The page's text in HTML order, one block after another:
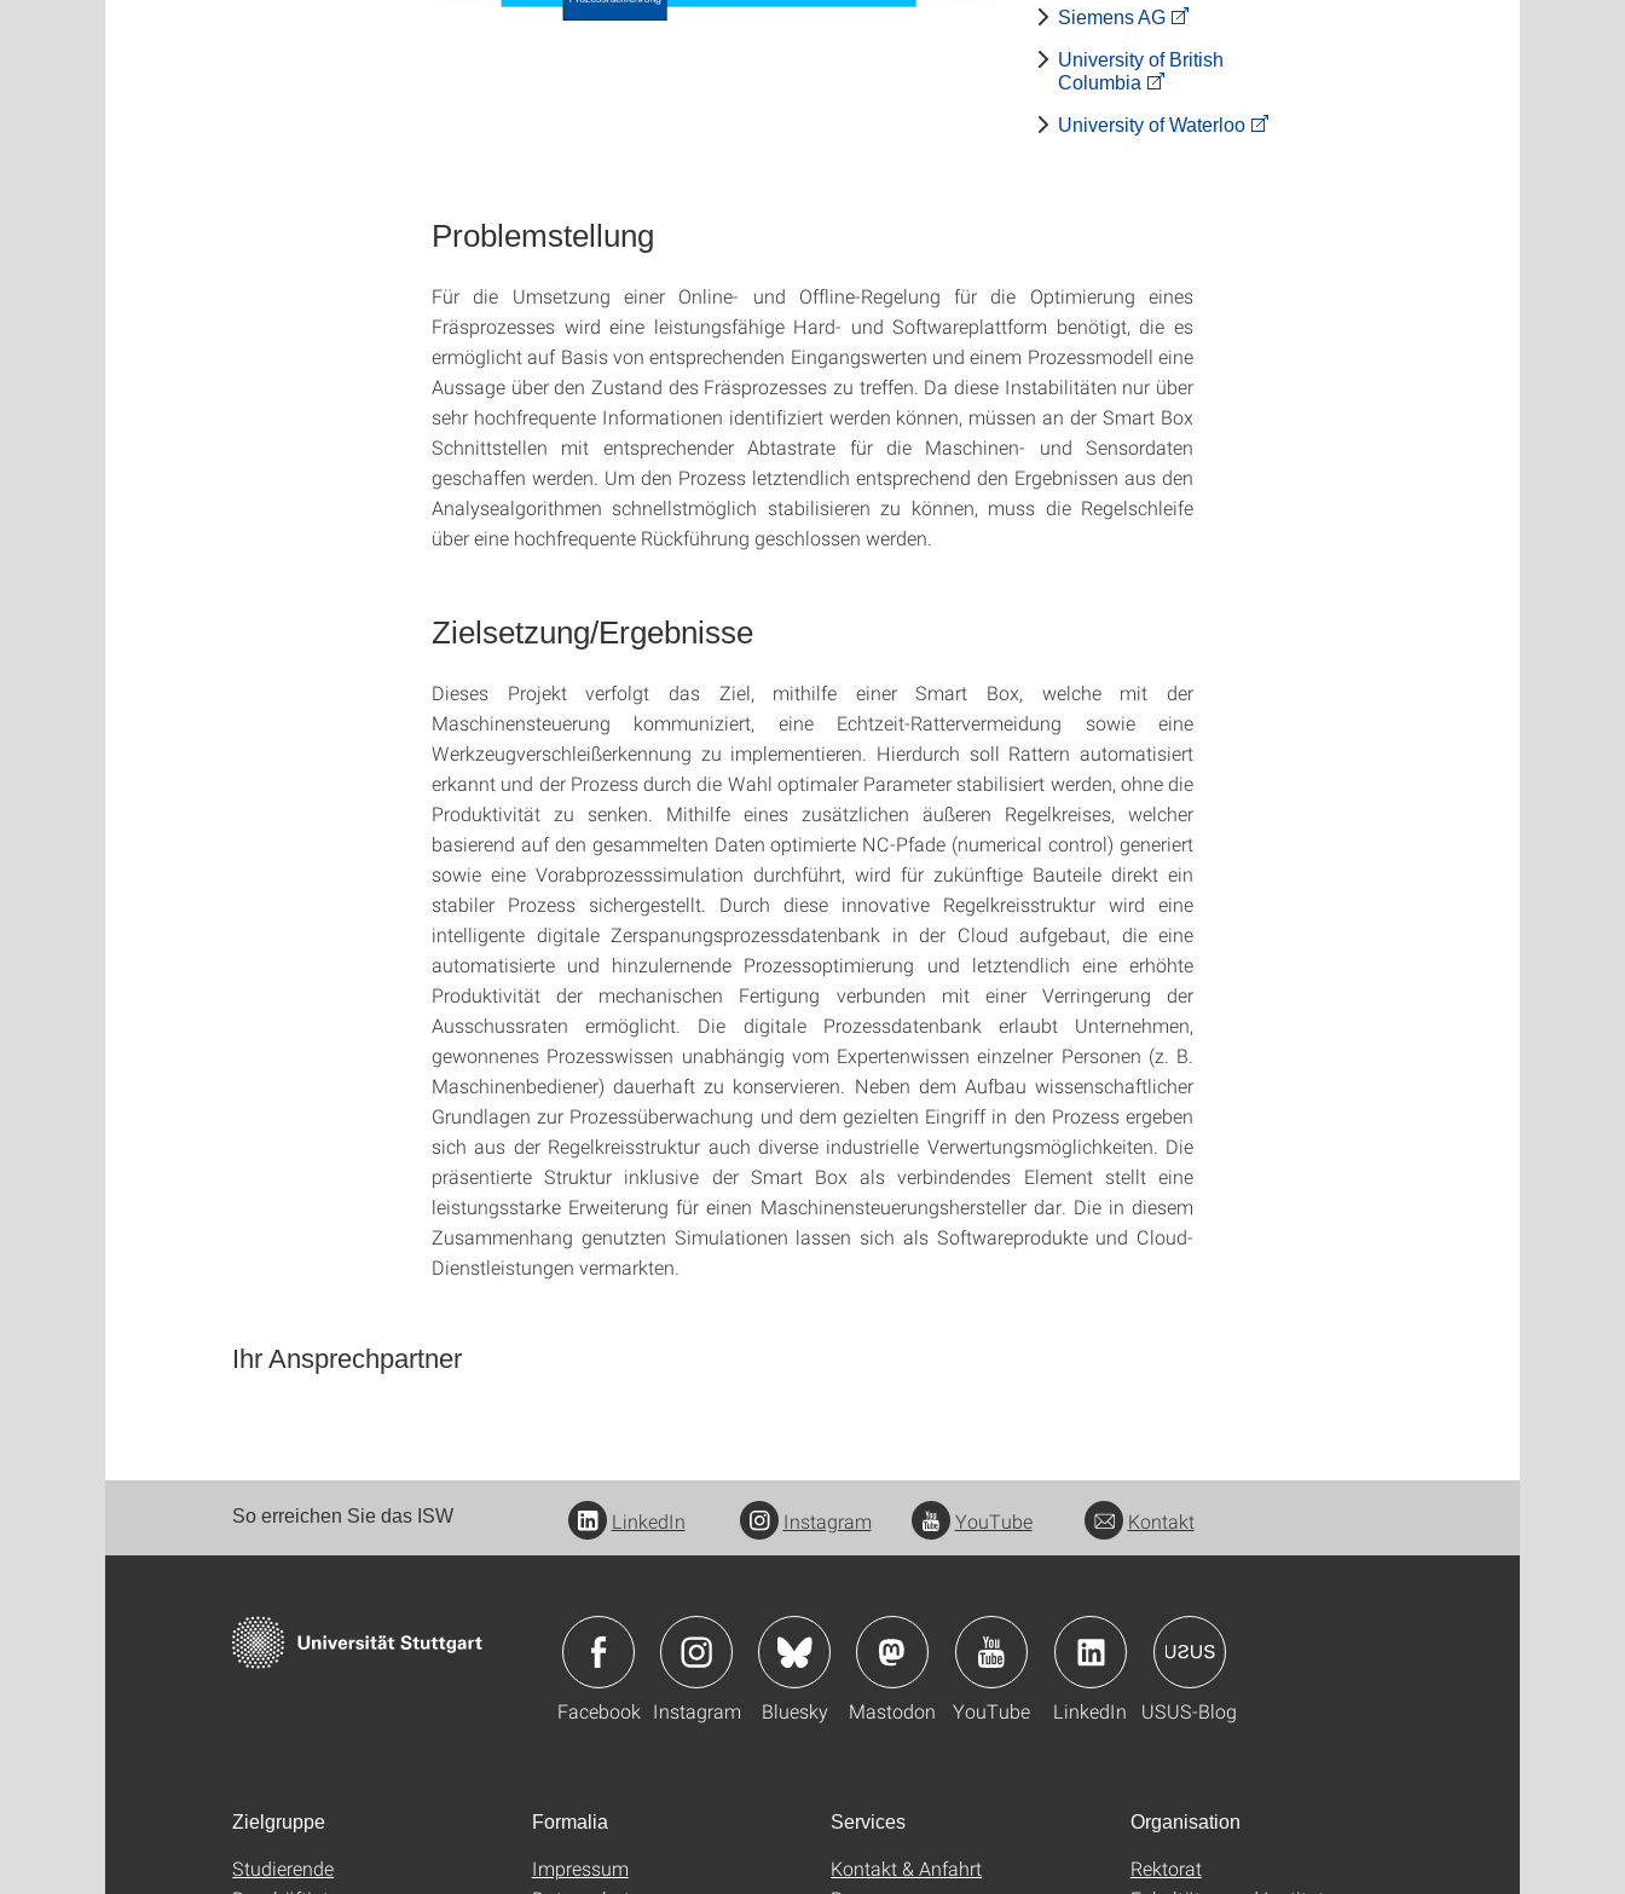
Siemens AG
University of British
Columbia
University of Waterloo
Problemstellung
Für die Umsetzung einer Online- und Offline-Regelung für die Optimierung eines
Fräsprozesses wird eine leistungsfähige Hard- und Softwareplattform benötigt, die es
ermöglicht auf Basis von entsprechenden Eingangswerten und einem Prozessmodell eine
Aussage über den Zustand des Fräsprozesses zu treffen. Da diese Instabilitäten nur über
sehr hochfrequente Informationen identifiziert werden können, müssen an der Smart Box
Schnittstellen mit entsprechender Abtastrate für die Maschinen- und Sensordaten
geschaffen werden. Um den Prozess letztendlich entsprechend den Ergebnissen aus den
Analysealgorithmen schnellstmöglich stabilisieren zu können, muss die Regelschleife
über eine hochfrequente Rückführung geschlossen werden.
Zielsetzung/Ergebnisse
Dieses Projekt verfolgt das Ziel, mithilfe einer Smart Box, welche mit der
Maschinensteuerung kommuniziert, eine Echtzeit-Rattervermeidung sowie eine
Werkzeugverschleißerkennung zu implementieren. Hierdurch soll Rattern automatisiert
erkannt und der Prozess durch die Wahl optimaler Parameter stabilisiert werden, ohne die
Produktivität zu senken. Mithilfe eines zusätzlichen äußeren Regelkreises, welcher
basierend auf den gesammelten Daten optimierte NC-Pfade (numerical control) generiert
sowie eine Vorabprozesssimulation durchführt, wird für zukünftige Bauteile direkt ein
stabiler Prozess sichergestellt. Durch diese innovative Regelkreisstruktur wird eine
intelligente digitale Zerspanungsprozessdatenbank in der Cloud aufgebaut, die eine
automatisierte und hinzulernende Prozessoptimierung und letztendlich eine erhöhte
Produktivität der mechanischen Fertigung verbunden mit einer Verringerung der
Ausschussraten ermöglicht. Die digitale Prozessdatenbank erlaubt Unternehmen,
gewonnenes Prozesswissen unabhängig vom Expertenwissen einzelner Personen (z. B.
Maschinenbediener) dauerhaft zu konservieren. Neben dem Aufbau wissenschaftlicher
Grundlagen zur Prozessüberwachung und dem gezielten Eingriff in den Prozess ergeben
sich aus der Regelkreisstruktur auch diverse industrielle Verwertungsmöglichkeiten. Die
präsentierte Struktur inklusive der Smart Box als verbindendes Element stellt eine
leistungsstarke Erweiterung für einen Maschinensteuerungshersteller dar. Die in diesem
Zusammenhang genutzten Simulationen lassen sich als Softwareprodukte und Cloud-
Dienstleistungen vermarkten.
Ihr Ansprechpartner
So erreichen Sie das ISW LinkedIn Instagram YouTube Kontakt
Facebook Instagram Bluesky Mastodon YouTube LinkedIn USUS-Blog
Zielgruppe
Studierende
Formalia
Impressum
Services
Kontakt & Anfahrt
Organisation
Rektorat